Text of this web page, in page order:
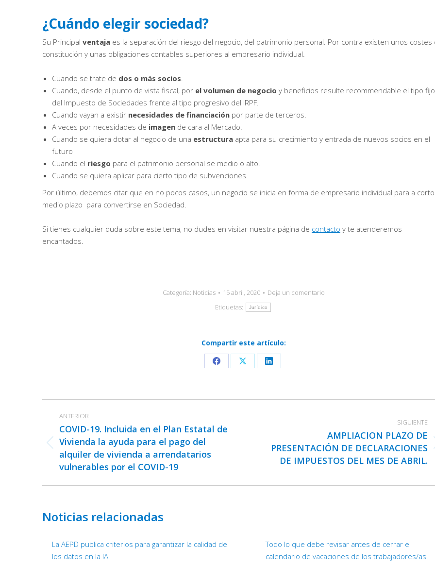
¿Cuándo elegir sociedad?
Su Principal ventaja es la separación del riesgo del negocio, del patrimonio personal. Por contra existen unos costes
constitución y unas obligaciones contables superiores al empresario individual.
Cuando se trate de dos o más socios.
Cuando, desde el punto de vista fiscal, por el volumen de negocio y beneficios resulte recommendable el tipo fijo
del Impuesto de Sociedades frente al tipo progresivo del IRPF.
Cuando vayan a existir necesidades de financiación por parte de terceros.
A veces por necesidades de imagen de cara al Mercado.
Cuando se quiera dotar al negocio de una estructura apta para su crecimiento y entrada de nuevos socios en el
futuro
Cuando el riesgo para el patrimonio personal se medio o alto.
Cuando se quiera aplicar para cierto tipo de subvenciones.
Por último, debemos citar que en no pocos casos, un negocio se inicia en forma de empresario individual para a
medio plazo para convertirse en Sociedad.
Si tienes cualquier duda sobre este tema, no dudes en visitar nuestra página de contacto y te atenderemos
encantados.
Categoría: Noticias 15 abril, 2020
Deja un comentario
Etiquetas:
Jurídico
Compartir este artículo:
Share
Facebook
Share
X
Share
LinkedIn
entre
publicaciones
ANTERIOR
Publicación
anterior:
COVID-19. Incluida en el Plan Estatal de
Vivienda la ayuda para el pago del
alquiler de vivienda a arrendatarios
vulnerables por el COVID-19
SIGUIENTE
Publicación
siguiente:
AMPLIACION PLAZO DE
PRESENTACIÓN DE DECLARACIONES
DE IMPUESTOS DEL MES DE ABRIL.
Noticias relacionadas
La AEPD publica criterios para garantizar la calidad de
los datos en la IA
Todo lo que debe revisar antes de cerrar el
calendario de vacaciones de los trabajadores/as